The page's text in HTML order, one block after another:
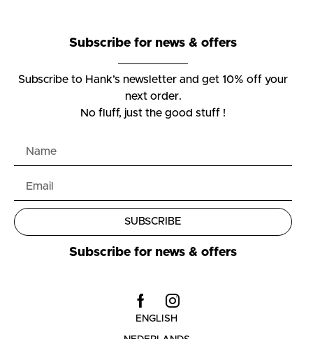
Subscribe for news & offers
Subscribe to Hank’s newsletter and get 10% off your
next order.
No fluff, just the good stuff !
SUBSCRIBE
Subscribe for news & offers
ENGLISH